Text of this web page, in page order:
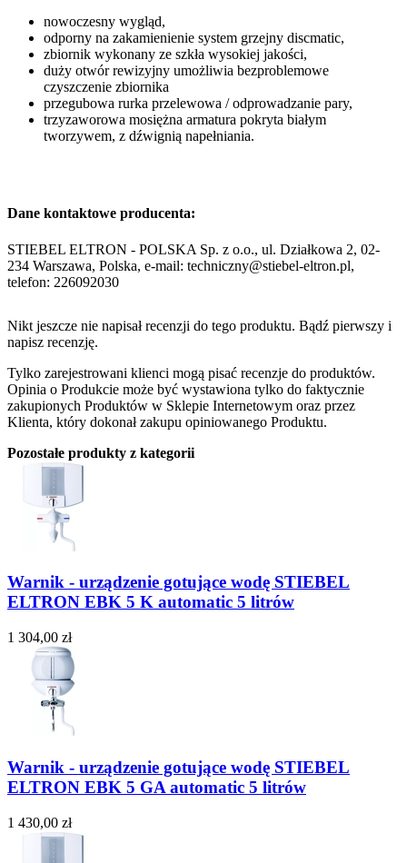
nowoczesny wygląd,
odporny na zakamienienie system grzejny discmatic,
zbiornik wykonany ze szkła wysokiej jakości,
duży otwór rewizyjny umożliwia bezproblemowe
czyszczenie zbiornika
przegubowa rurka przelewowa / odprowadzanie pary,
trzyzaworowa mosiężna armatura pokryta białym
tworzywem, z dźwignią napełniania.
Dane kontaktowe producenta:
STIEBEL ELTRON - POLSKA Sp. z o.o., ul. Działkowa 2, 02-
234 Warszawa, Polska, e-mail: techniczny@stiebel-eltron.pl,
telefon: 226092030
Nikt jeszcze nie napisał recenzji do tego produktu. Bądź pierwszy i
napisz recenzję.
Tylko zarejestrowani klienci mogą pisać recenzje do produktów.
Opinia o Produkcie może być wystawiona tylko do faktycznie
zakupionych Produktów w Sklepie Internetowym oraz przez
Klienta, który dokonał zakupu opiniowanego Produktu.
Pozostałe produkty z kategorii
Warnik - urządzenie gotujące wodę STIEBEL
ELTRON EBK 5 K automatic 5 litrów
1 304,00 zł
Warnik - urządzenie gotujące wodę STIEBEL
ELTRON EBK 5 GA automatic 5 litrów
1 430,00 zł